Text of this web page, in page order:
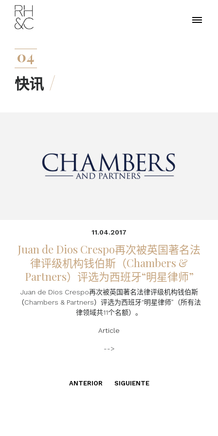
04
快讯
11.04.2017
Juan de Dios Crespo再次被英国著名法
律评级机构钱伯斯（Chambers &
Partners）评选为西班牙“明星律师”
Juan de Dios Crespo再次被英国著名法律评级机构钱伯斯
（Chambers & Partners）评选为西班牙“明星律师”（所有法
律领域共11个名额）。
Article
-->
ANTERIOR SIGUIENTE